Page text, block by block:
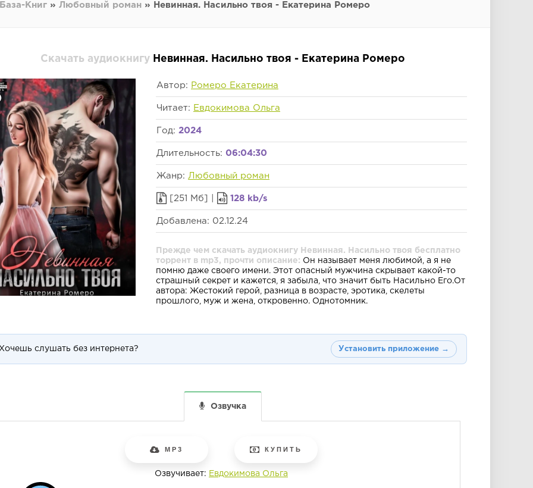
База-Книг » Любовный роман » Невинная. Насильно твоя - Екатерина Ромеро
Скачать аудиокнигу Невинная. Насильно твоя - Екатерина Ромеро
Автор: Ромеро Екатерина
Читает: Евдокимова Ольга
Год: 2024
Длительность: 06:04:30
Жанр: Любовный роман
[251 Мб] | 128 kb/s
Добавлена: 02.12.24
Прежде чем скачать аудиокнигу Невинная. Насильно твоя бесплатно
торрент в mp3, прочти описание: Он называет меня любимой, а я не
помню даже своего имени. Этот опасный мужчина скрывает какой-то
страшный секрет и кажется, я забыла, что значит быть Насильно Его.От
автора: Жестокий герой, разница в возрасте, эротика, скелеты
прошлого, муж и жена, откровенно. Однотомник.
слушать без интернета? Установить приложение →
Озвучка
MP3 КУПИТЬ
Озвучивает: Евдокимова Ольга